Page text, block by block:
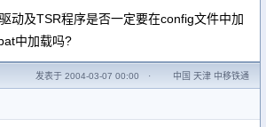
动及TSR程序是否一定要在config文件中加
中加载吗?
发表于 2004-03-07 00:00 · 中国 天津 中移铁通